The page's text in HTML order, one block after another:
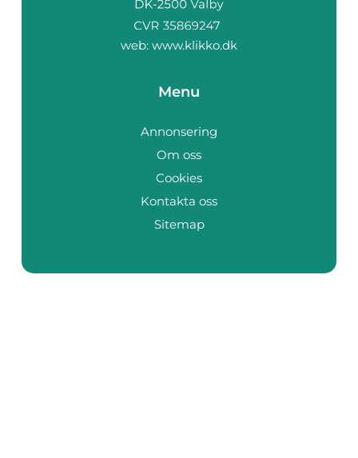
web: www.klikko.dk
Menu
Annonsering
Om oss
Cookies
Kontakta oss
Sitemap